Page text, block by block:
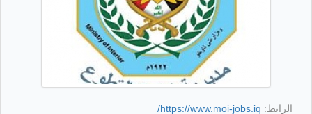
الرابط: https://www.moi-jobs.iq/